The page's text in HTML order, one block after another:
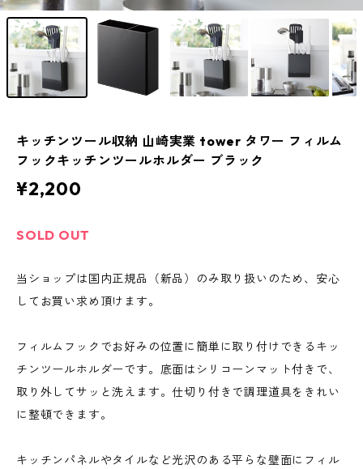
キッチンツール収納 山崎実業 tower タワー フィルム
フックキッチンツールホルダー ブラック
¥2,200
SOLD OUT
当ショップは国内正規品（新品）のみ取り扱いのため、安心
してお買い求め頂けます。
フィルムフックでお好みの位置に簡単に取り付けできるキッ
チンツールホルダーです。底面はシリコーンマット付きで、
取り外してサッと洗えます。仕切り付きで調理道具をきれい
に整頓できます。
キッチンパネルやタイルなど光沢のある平らな壁面にフィル